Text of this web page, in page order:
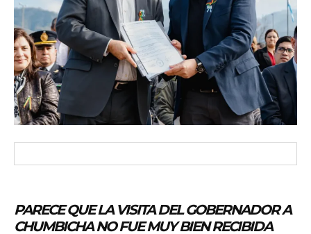
PARECE QUE LA VISITA DEL GOBERNADOR A
CHUMBICHA NO FUE MUY BIEN RECIBIDA